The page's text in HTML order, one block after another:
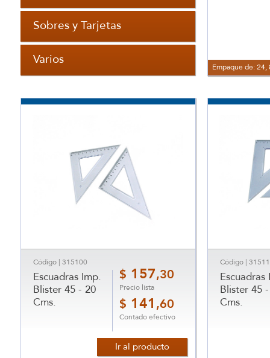
Sobres y Tarjetas
Varios
Empaque de: 24,
Código | 315100
Escuadras Imp.
Blister 45 - 20
Cms.
$ 157,30
Precio lista
$ 141 ,60
Contado efectivo
Ir al producto
Código |
Escuadras
Blister 45
Cms.